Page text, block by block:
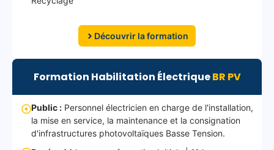
Découvrir la formation
Formation Habilitation ÉlectriqueBR PV
Public : Personnel électricien en charge de l'installation,
la mise en service, la maintenance et la consignation
d'infrastructures photovoltaïques Basse Tension.